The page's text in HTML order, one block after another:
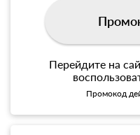
Перейдите на
Промокод